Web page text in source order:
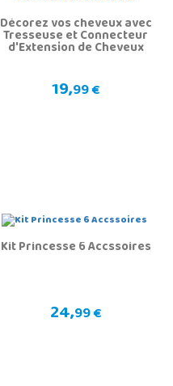
Décorez vos cheveux avec
Tresseuse et Connecteur
d'Extension de Cheveux
19,99 €
Kit Princesse 6 Accssoires
24,99 €